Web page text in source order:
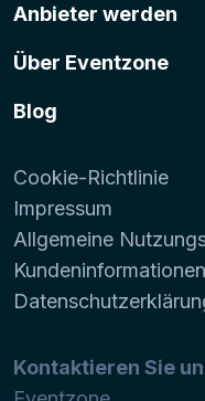
Anbieter werden
Über Eventzone
Blog
Cookie-Richtlinie
Impressum
Allgemeine
Kundeninformationen
Kontaktieren Sie